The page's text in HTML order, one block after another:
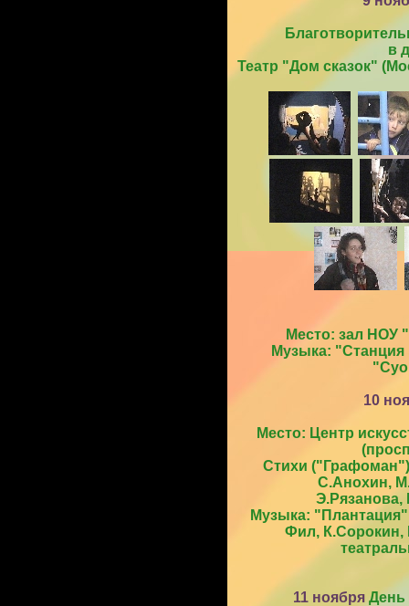
в
Театр "Дом сказок"
Место: зал НОУ
Музыка:
10
Место: Центр
Стихи
С.Анохин,
Музыка:
Фил, К.Сорокин,
11 ноября День